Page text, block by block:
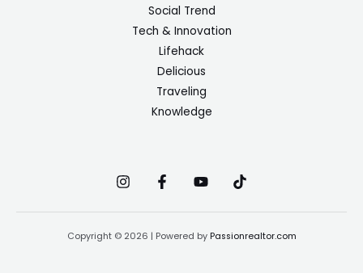
Social Trend
Tech & Innovation
Lifehack
Delicious
Traveling
Knowledge
Copyright © 2026 | Powered by Passionrealtor.com